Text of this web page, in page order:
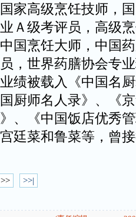
家高级烹饪技师，
Ａ级考评员，高级
国烹饪大师，中国
，世界药膳协会专
绩被载入《中国名
厨师名人录》、《
、《中国饭店优秀
廷菜和鲁菜等，曾
>> >>|